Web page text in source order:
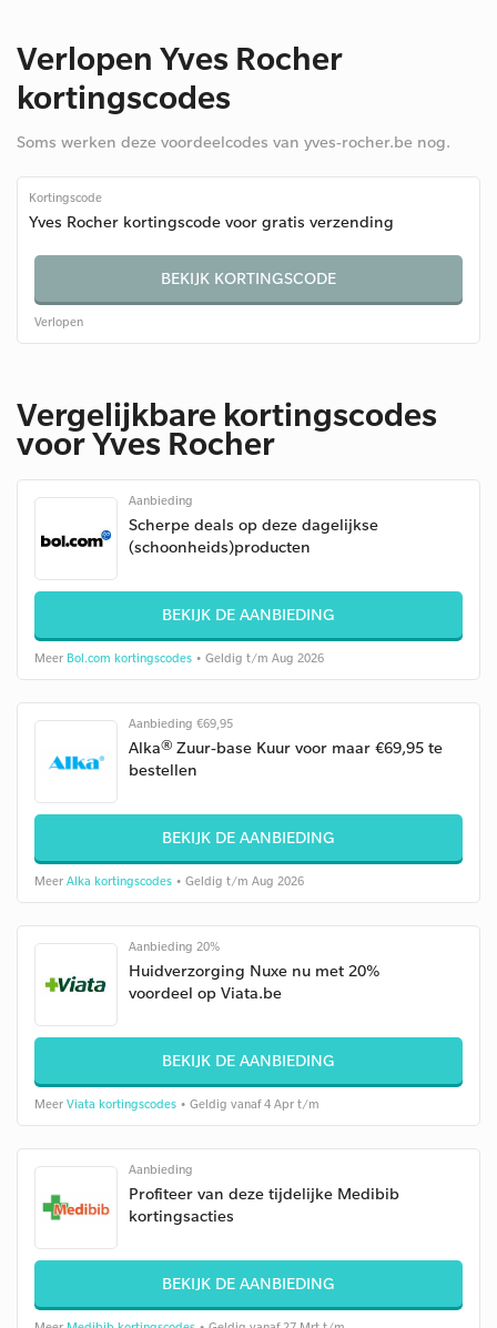
Verlopen Yves Rocher
kortingscodes
Soms werken deze voordeelcodes van yves-rocher.be nog.
Kortingscode
Yves Rocher kortingscode voor gratis verzending
BEKIJK KORTINGSCODE
Verlopen
Vergelijkbare kortingscodes
voor Yves Rocher
Aanbieding
Scherpe deals op deze dagelijkse
(schoonheids)producten
BEKIJK DE AANBIEDING
Meer Bol.com kortingscodes • Geldig t/m Aug 2026
Aanbieding €69,95
Alka® Zuur-base Kuur voor maar €69,95 te
bestellen
BEKIJK DE AANBIEDING
Meer Alka kortingscodes • Geldig t/m Aug 2026
Aanbieding 20%
Huidverzorging Nuxe nu met 20%
voordeel op Viata.be
BEKIJK DE AANBIEDING
Meer Viata kortingscodes • Geldig vanaf 4 Apr t/m
Aanbieding
Profiteer van deze tijdelijke Medibib
kortingsacties
BEKIJK DE AANBIEDING